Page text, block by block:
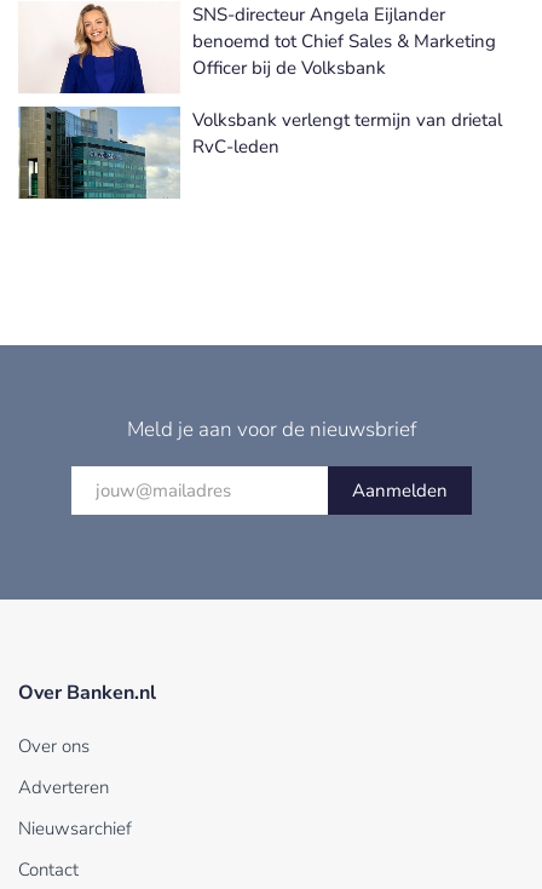
SNS-directeur Angela Eijlander
benoemd tot Chief Sales & Marketing
Officer bij de Volksbank
Volksbank verlengt termijn van drietal
RvC-leden
Meld je aan voor de nieuwsbrief
Aanmelden
Over Banken.nl
Over ons
Adverteren
Nieuwsarchief
Contact